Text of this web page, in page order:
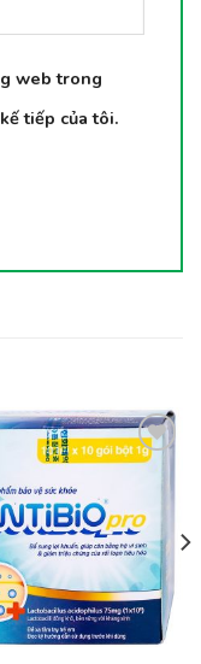
web trong
tiếp của tôi.
Thêm
vào
yêu
thích